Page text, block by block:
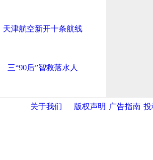
天津航空新开十条航线
三“90后”智救落水人
关于我们 版权声明 广告指南 投